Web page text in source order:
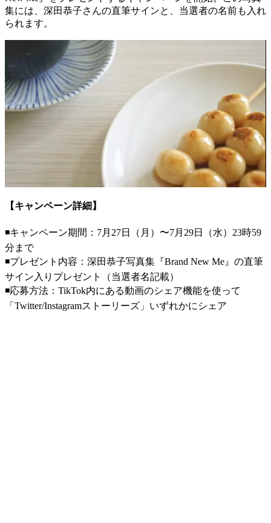
集には、深田恭子さんの直筆サインと、当選者の名前も入れ
られます。
【キャンペーン詳細】
◾キャンペーン期間：7月27日（月）〜7月29日（水）23時59
分まで
◾プレゼント内容：深田恭子写真集『Brand New Me』の直筆
サイン入りプレゼント（当選者名記載）
◾応募方法：TikTok内にある動画のシェア機能を使って
「Twitter/Instagramストーリーズ」いずれかにシェア